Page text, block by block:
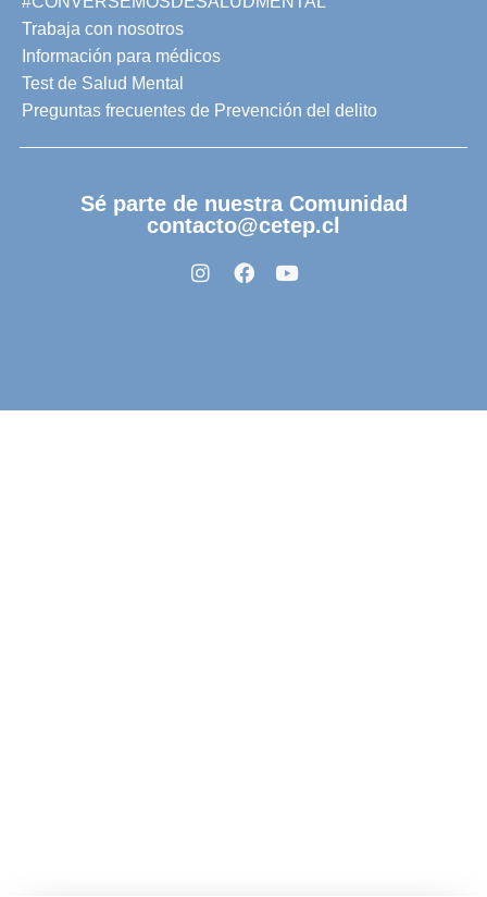
Trabaja con nosotros
Información para médicos
Test de Salud Mental
Preguntas frecuentes de Prevención del delito
Sé parte de nuestra Comunidad
contacto@cetep.cl